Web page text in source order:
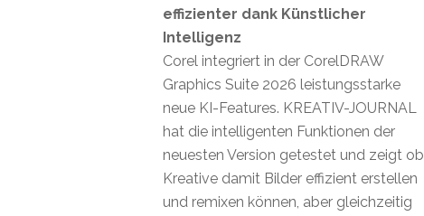
effizienter dank Künstlicher
Intelligenz
Corel integriert in der CorelDRAW
Graphics Suite 2026 leistungsstarke
neue KI-Features. KREATIV-JOURNAL
hat die intelligenten Funktionen der
neuesten Version getestet und zeigt ob
Kreative damit Bilder effizient erstellen
und remixen können, aber gleichzeitig